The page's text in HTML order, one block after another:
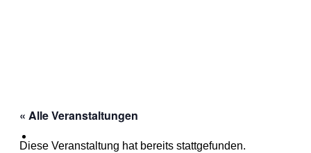
« Alle Veranstaltungen
Diese Veranstaltung hat bereits stattgefunden.